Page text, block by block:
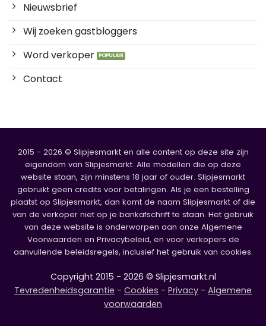
Nieuwsbrief
Wij zoeken gastbloggers
Word verkoper
Contact
2015 - 2026 © Slipjesmarkt en alle content op deze site zijn
eigendom van Slipjesmarkt. Alle modellen die op deze
website staan, zijn minstens 18 jaar of ouder. Slipjesmarkt
gebruikt geen credits voor betalingen. Als je een bestelling
plaatst op Slipjesmarkt, dan komt de naam Slipjesmarkt of die
van de verkoper niet op je bankafschrift te staan. Het gebruik
van deze website is onderworpen aan onze Algemene
Voorwaarden en Privacybeleid, en voor verkopers de
aanvullende beleidsregels, inclusief het gebruik van cookies.
Copyright 2015 - 2026 © Slipjesmarkt.nl
Tevredenheidsgarantie - Cookies - Privacy - Algemene
voorwaarden